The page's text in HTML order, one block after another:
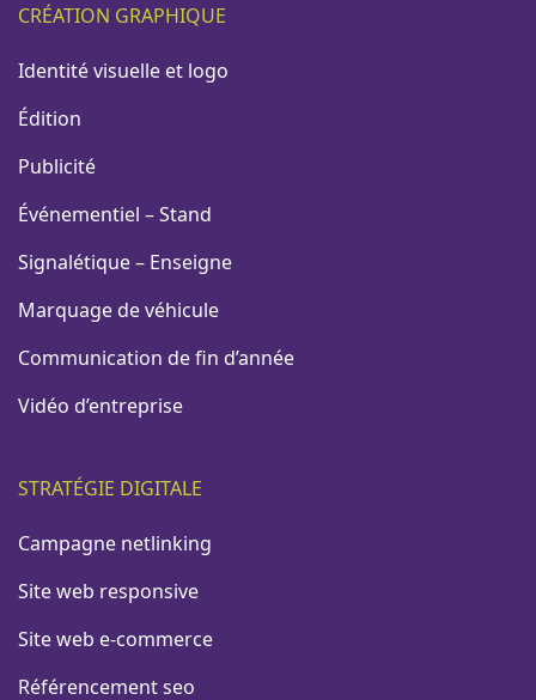
CRÉATION GRAPHIQUE
Identité visuelle et logo
Édition
Publicité
Événementiel – Stand
Signalétique – Enseigne
Marquage de véhicule
Communication de fin d’année
Vidéo d’entreprise
STRATÉGIE DIGITALE
Campagne netlinking
Site web responsive
Site web e-commerce
Référencement seo